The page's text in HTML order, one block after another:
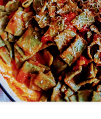
mais nutritivo. E, o mais
dos ingredientes e de um
bem maduras (2 grandes,